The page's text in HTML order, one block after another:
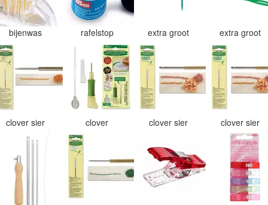
bijenwas rafelstop extra groot extra groot
clover sier clover clover sier clover sier